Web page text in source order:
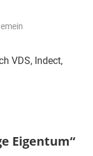
VDS, Indect,
Eigentum“